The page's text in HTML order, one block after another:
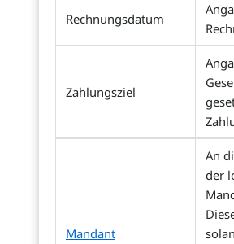
Rechnungsdatum
Zahlungsziel
Mandant
An
der